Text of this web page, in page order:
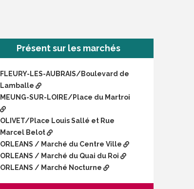
Présent sur les marchés
FLEURY-LES-AUBRAIS/Boulevard de
Lamballe
MEUNG-SUR-LOIRE/Place du Martroi
OLIVET/Place Louis Sallé et Rue
Marcel Belot
ORLEANS / Marché du Centre Ville
ORLEANS / Marché du Quai du Roi
ORLEANS / Marché Nocturne